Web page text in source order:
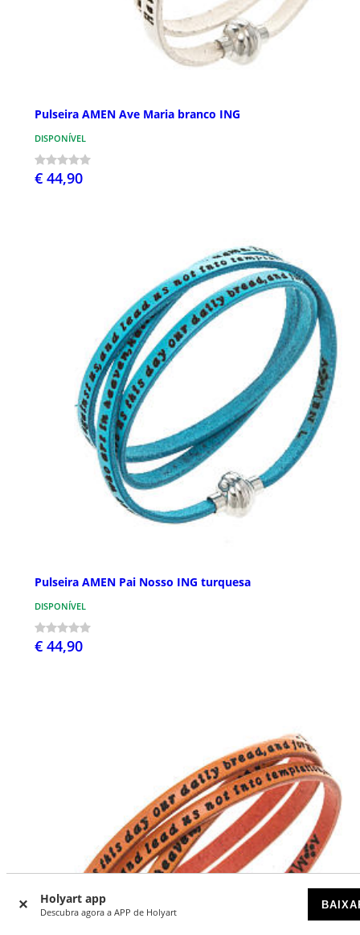
Holyart app
Descubra agora a APP de Holyart
Pulseira AMEN Ave Maria branco ING
DISPONÍVEL
€ 44,90
Pulseira AMEN Pai Nosso ING turquesa
DISPONÍVEL
€ 44,90